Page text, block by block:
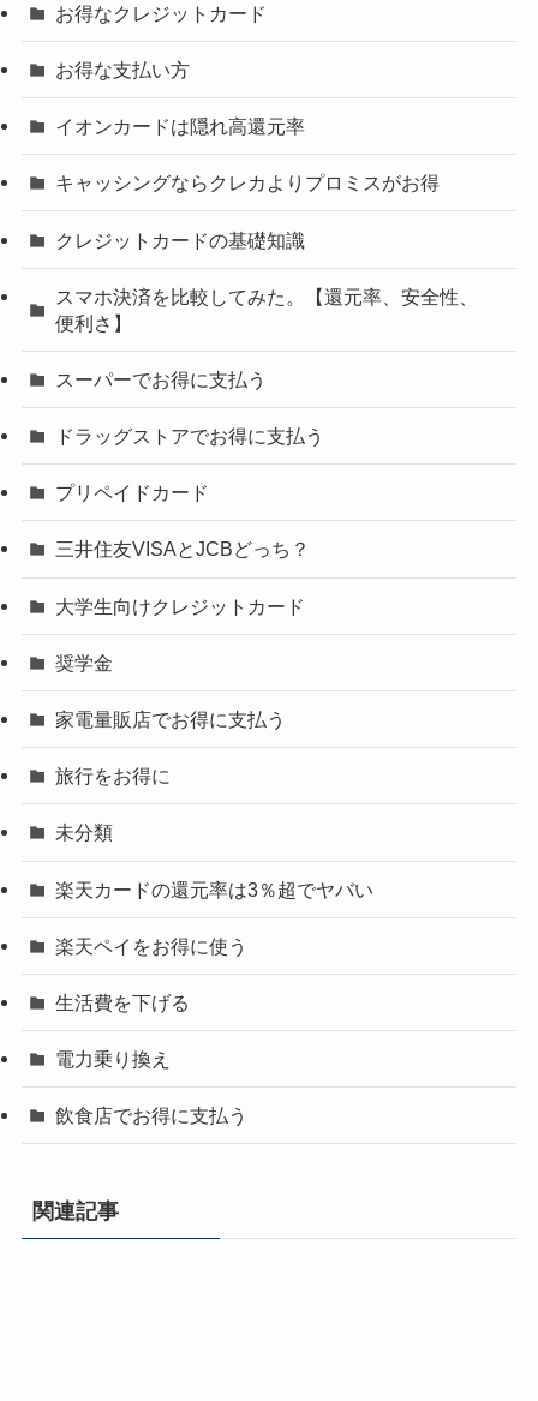
お得なクレジットカード
お得な支払い方
イオンカードは隠れ高還元率
キャッシングならクレカよりプロミスがお得
クレジットカードの基礎知識
スマホ決済を比較してみた。【還元率、安全性、
便利さ】
スーパーでお得に支払う
ドラッグストアでお得に支払う
プリペイドカード
三井住友VISAとJCBどっち？
大学生向けクレジットカード
奨学金
家電量販店でお得に支払う
旅行をお得に
未分類
楽天カードの還元率は3％超でヤバい
楽天ペイをお得に使う
生活費を下げる
電力乗り換え
飲食店でお得に支払う
関連記事